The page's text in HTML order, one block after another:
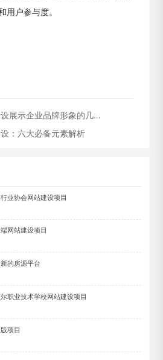
用户参与度。
展示企业品牌形象的几…
：六大必备元素解析
业协会网站建设项目
网站建设项目
的房源平台
职业技术学校网站建设项目
项目